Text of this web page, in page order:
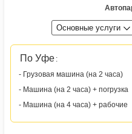
Основные услуги
По Уфе :
- Грузовая машина (на 2 часа)
- Машина (на 2 часа) + погрузка
- Машина (на 4 часа) + рабочие